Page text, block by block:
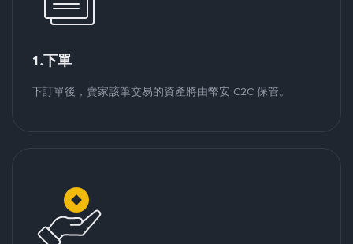
1.下單
下訂單後，賣家該筆交易的資產將由幣安 C2C 保管。